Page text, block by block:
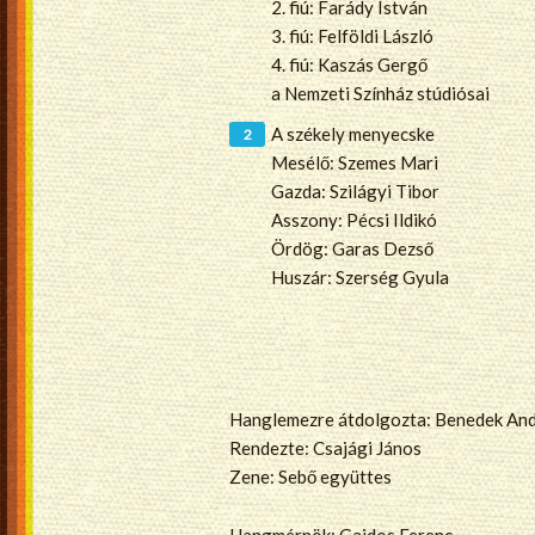
2. fiú: Farády István
3. fiú: Felföldi László
4. fiú: Kaszás Gergő
a Nemzeti Színház stúdiósai
A székely menyecske
Mesélő: Szemes Mari
Gazda: Szilágyi Tibor
Asszony: Pécsi Ildikó
Ördög: Garas Dezső
Huszár: Szerség Gyula
Hanglemezre átdolgozta: Benedek
Rendezte: Csajági János
Zene: Sebő együttes